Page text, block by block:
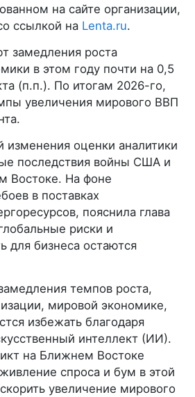
на сайте организации,
ссылкой на Lenta.ru.
замедления роста
в этом году почти на 0,5
(п.п.). По итогам 2026-го,
увеличения мирового ВВП
изменения оценки аналитики
последствия войны США и
Востоке. На фоне
в поставках
пояснила глава
риски и
для бизнеса остаются
темпов роста,
мировой экономике,
избежать благодаря
интеллект (ИИ).
на Ближнем Востоке
спроса и бум в этой
увеличение мирового